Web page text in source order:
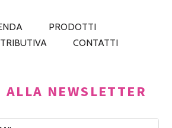
PRODOTTI
CONTATTI
NEWSLETTER